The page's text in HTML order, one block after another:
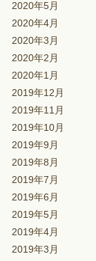
2020年5月
2020年4月
2020年3月
2020年2月
2020年1月
2019年12月
2019年11月
2019年10月
2019年9月
2019年8月
2019年7月
2019年6月
2019年5月
2019年4月
2019年3月